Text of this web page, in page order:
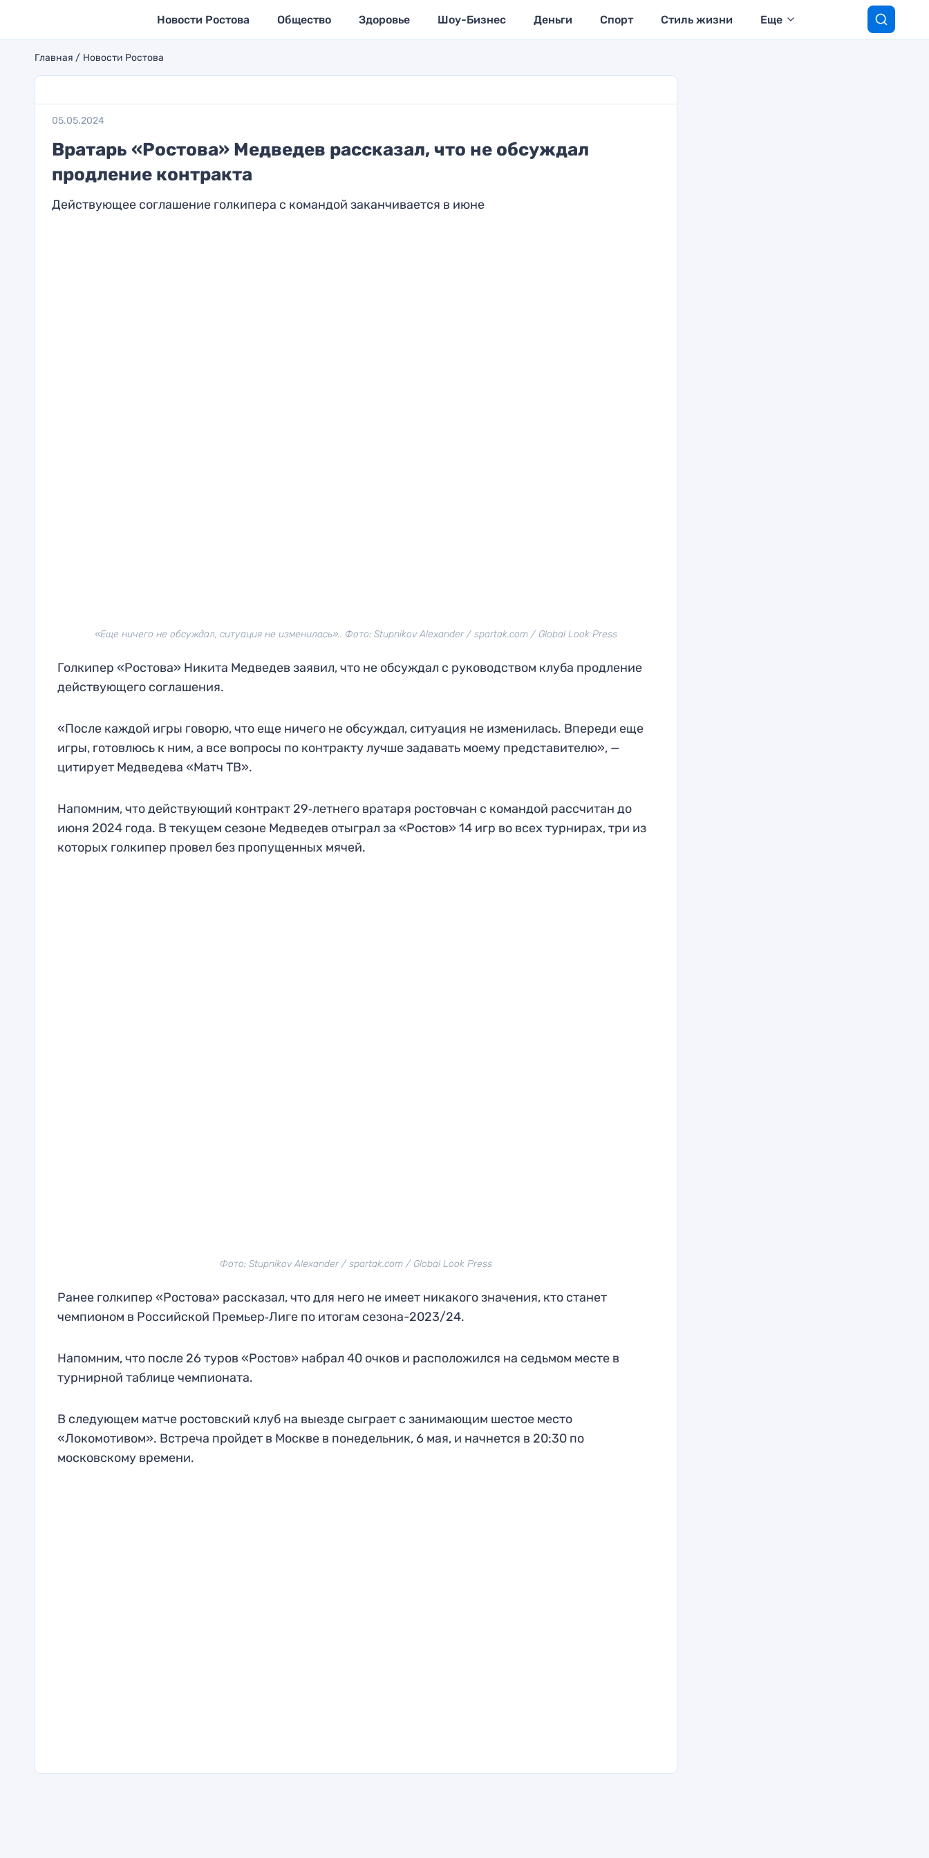
Новости Ростова Общество Здоровье Шоу-Бизнес Деньги Спорт Стиль жизни Еще
Главная Новости Ростова
05.05.2024
Вратарь «Ростова» Медведев рассказал, что не обсуждал
продление контракта
Действующее соглашение голкипера с командой заканчивается в июне
«Еще ничего не обсуждал, ситуация не изменилась».. Фото: Stupnikov Alexander / spartak.com / Global Look Press
Голкипер «Ростова» Никита Медведев заявил, что не обсуждал с руководством клуба продление
действующего соглашения.
«После каждой игры говорю, что еще ничего не обсуждал, ситуация не изменилась. Впереди еще
игры, готовлюсь к ним, а все вопросы по контракту лучше задавать моему представителю», —
цитирует Медведева «Матч ТВ».
Напомним, что действующий контракт 29‑летнего вратаря ростовчан с командой рассчитан до
июня 2024 года. В текущем сезоне Медведев отыграл за «Ростов» 14 игр во всех турнирах, три из
которых голкипер провел без пропущенных мячей.
Фото: Stupnikov Alexander / spartak.com / Global Look Press
Ранее голкипер «Ростова» рассказал, что для него не имеет никакого значения, кто станет
чемпионом в Российской Премьер‑Лиге по итогам сезона-2023/24.
Напомним, что после 26 туров «Ростов» набрал 40 очков и расположился на седьмом месте в
турнирной таблице чемпионата.
В следующем матче ростовский клуб на выезде сыграет с занимающим шестое место
«Локомотивом». Встреча пройдет в Москве в понедельник, 6 мая, и начнется в 20:30 по
московскому времени.